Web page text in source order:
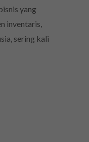
yang
inventaris,
sering kali